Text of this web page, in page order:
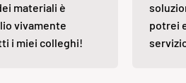
materiali è
vivamente
i miei colleghi!
potrei